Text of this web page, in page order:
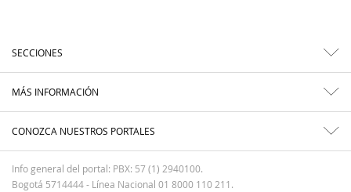
SECCIONES
MÁS INFORMACIÓN
CONOZCA NUESTROS PORTALES
Info general del portal: PBX: 57 (1) 2940100.
Bogotá 5714444 - Línea Nacional 01 8000 110 211.